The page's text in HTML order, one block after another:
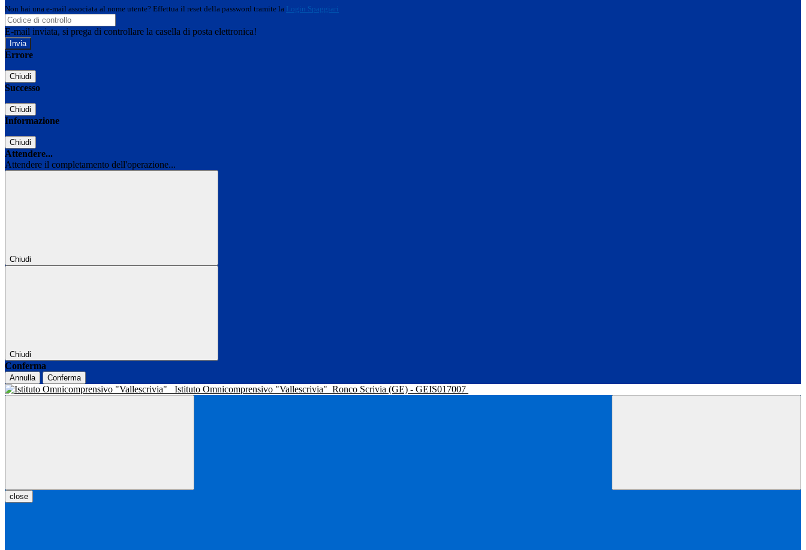
Non hai una e-mail associata al nome utente? Effettua il reset della password tramite la Login Spaggiari
E-mail inviata, si prega di controllare la casella di posta elettronica!
Errore
Chiudi
Successo
Chiudi
Informazione
Chiudi
Attendere...
Attendere il completamento dell'operazione...
Chiudi
Chiudi
Conferma
Annulla Conferma
Istituto Omnicomprensivo "Vallescrivia" Ronco Scrivia (GE) - GEIS017007
close